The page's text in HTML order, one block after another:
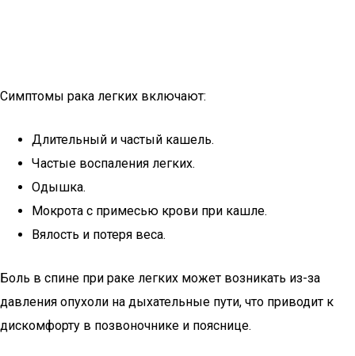
Симптомы рака легких включают:
Длительный и частый кашель.
Частые воспаления легких.
Одышка.
Мокрота с примесью крови при кашле.
Вялость и потеря веса.
Боль в спине при раке легких может возникать из-за
давления опухоли на дыхательные пути, что приводит к
дискомфорту в позвоночнике и пояснице.